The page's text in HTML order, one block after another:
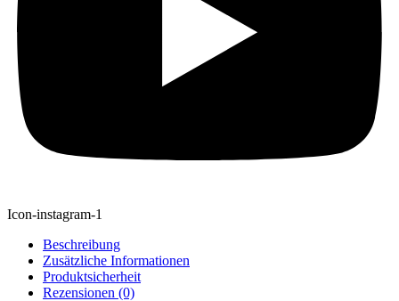
Icon-instagram-1
Beschreibung
Zusätzliche Informationen
Produktsicherheit
Rezensionen (0)